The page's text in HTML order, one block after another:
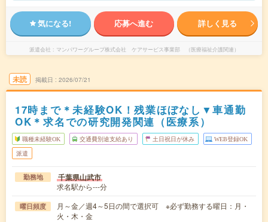
気になる! 応募へ進む 詳しく見る
派遣会社 マンパワーグループ株式会社 ケアサービス事業部 （医療福祉介護関連）
未読 掲載日 2026/07/21
17時まで＊未経験OK！残業ほぼなし▼車通勤
OK＊求名での研究開発関連（医療系）
職種未経験OK 交通費別途支給あり 土日祝日が休み WEB登録OK
派遣
勤務地 千葉県山武市
求名駅から---分
曜日頻度
月～金／週4～5日の間で選択可 ※必ず勤務する曜日：月・
火・木・金